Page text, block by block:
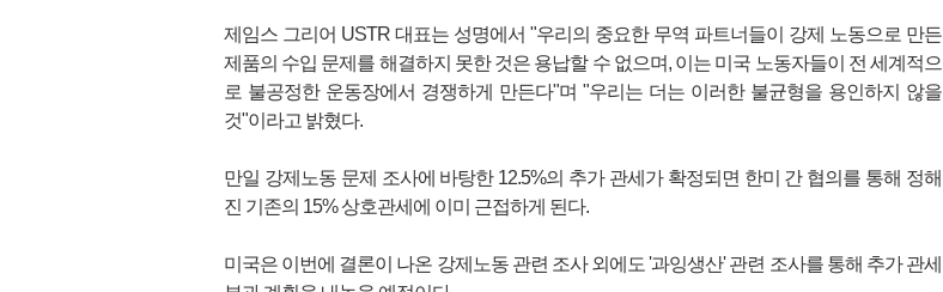
제임스 그리어 USTR 대표는 성명에서 "우리의 중요한 무역 파트너들이 강제 노동으로 만든
제품의 수입 문제를 해결하지 못한 것은 용납할 수 없으며, 이는 미국 노동자들이 전 세계적으
로 불공정한 운동장에서 경쟁하게 만든다"며 "우리는 더는 이러한 불균형을 용인하지 않을
것"이라고 밝혔다.
만일 강제노동 문제 조사에 바탕한 12.5%의 추가 관세가 확정되면 한미 간 협의를 통해 정해
진 기존의 15% 상호관세에 이미 근접하게 된다.
미국은 이번에 결론이 나온 강제노동 관련 조사 외에도 '과잉생산' 관련 조사를 통해 추가 관세